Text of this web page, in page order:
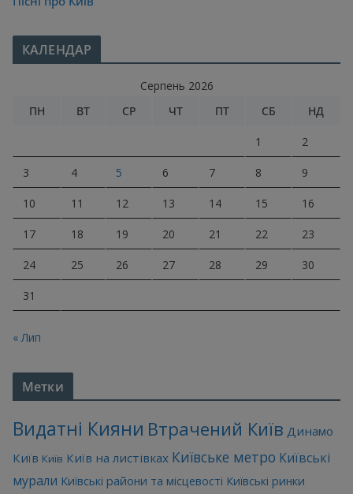
КАЛЕНДАР
Серпень 2026
ПН
ВТ СР ЧТ ПТ СБ НД
1 2
3 4 5 6 7 8 9
10 11 12 13 14 15 16
17 18 19 20 21 22 23
24 25 26 27 28 29 30
31
« Лип
Метки
Видатні Кияни Втрачений Київ Динамо
Київ Київ Київ на листівках Київське метро Київські
мурали Київські райони та місцевості Київські ринки